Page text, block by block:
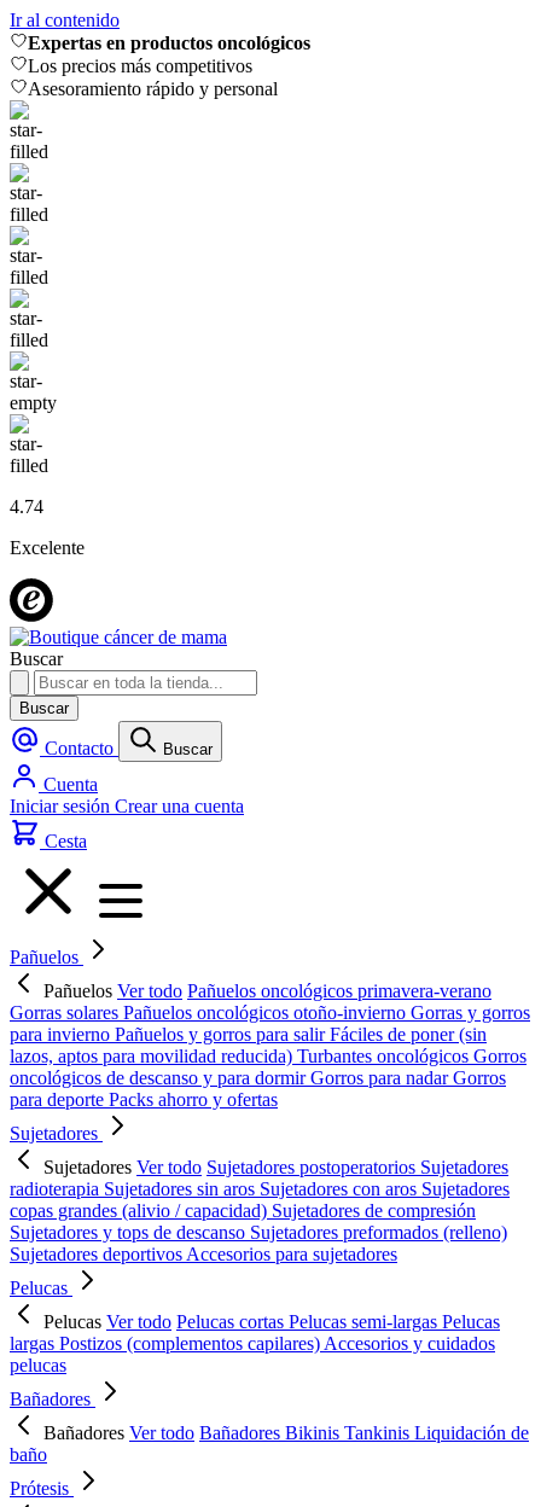
Ir al contenido
Expertas en productos oncológicos
Los precios más competitivos
Asesoramiento rápido y personal
4.74
Excelente
Buscar
Buscar
Contacto Buscar
Cuenta
Iniciar sesión Crear una cuenta
Cesta
Pañuelos
Pañuelos Ver todo Pañuelos oncológicos primavera-verano
Gorras solares Pañuelos oncológicos otoño-invierno Gorras y gorros
para invierno Pañuelos y gorros para salirFáciles de poner (sin
lazos, aptos para movilidad reducida) Turbantes oncológicos Gorros
oncológicos de descanso y para dormirGorros para nadarGorros
para deporte Packs ahorro y ofertas
Sujetadores
Sujetadores Ver todo Sujetadores postoperatorios Sujetadores
radioterapia Sujetadores sin aros Sujetadores con aros Sujetadores
copas grandes (alivio / capacidad) Sujetadores de compresión
Sujetadores y tops de descanso Sujetadores preformados (relleno)
Sujetadores deportivos Accesorios para sujetadores
Pelucas
Pelucas Ver todo Pelucas cortas Pelucas semi-largas Pelucas
largas Postizos (complementos capilares) Accesorios y cuidados
pelucas
Bañadores
Bañadores Ver todo Bañadores Bikinis Tankinis Liquidación de
baño
Prótesis